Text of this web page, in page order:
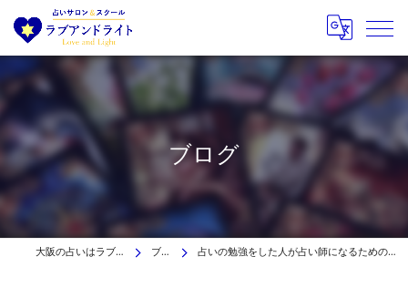
ブログ
大阪の占いはラブアンドライト ブログ 占いの勉強をした人が占い師になるためのプログラムin大阪占いサロン